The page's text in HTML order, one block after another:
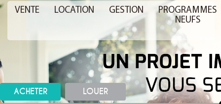
VENTE LOCATION GESTION
PROGRAMMES
NEUFS
ACHETER LOUER